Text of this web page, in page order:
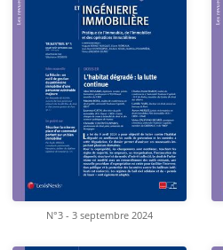
N°3 - 3 septembre 2024